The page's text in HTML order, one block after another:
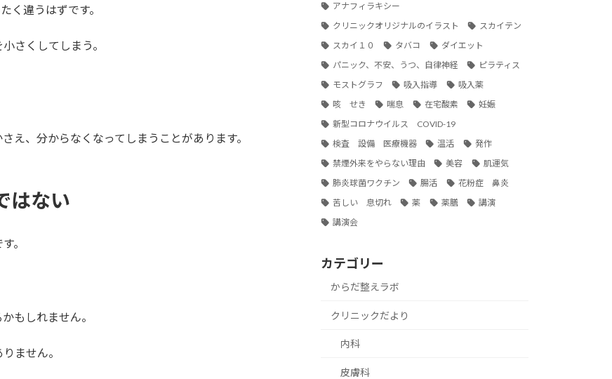
く違うはずです。
さくしてしまう。
え、分からなくなってしまうことがあります。
はない
。
もしれません。
ません。
アナフィラキシー
クリニックオリジナルのイラスト
スカイテン
スカイ１０
タバコ
ダイエット
パニック、不安、うつ、自律神経
ピラティス
モストグラフ
吸入指導
吸入薬
咳 せき
喘息 在宅酸素
妊娠
新型コロナウイルス COVID-19
検査 設備 医療機器
温活
発作
禁煙外来をやらない理由
美容
肌運気
肺炎球菌ワクチン
腸活
花粉症 鼻炎
苦しい 息切れ
薬 薬膳
講演
講演会
カテゴリー
からだ整えラボ
クリニックだより
内科
皮膚科